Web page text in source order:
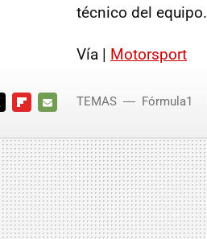
técnico del equipo.
Vía | Motorsport
MAIL
TEMAS Fórmula1